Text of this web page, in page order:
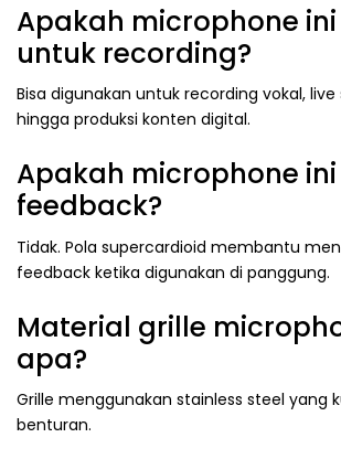
Apakah microphone
untuk recording?
Bisa digunakan untuk recording vokal,
hingga produksi konten digital.
Apakah microphone
feedback?
Tidak. Pola supercardioid membantu
feedback ketika digunakan di panggung.
Material grille
apa?
Grille menggunakan stainless steel yang
benturan.